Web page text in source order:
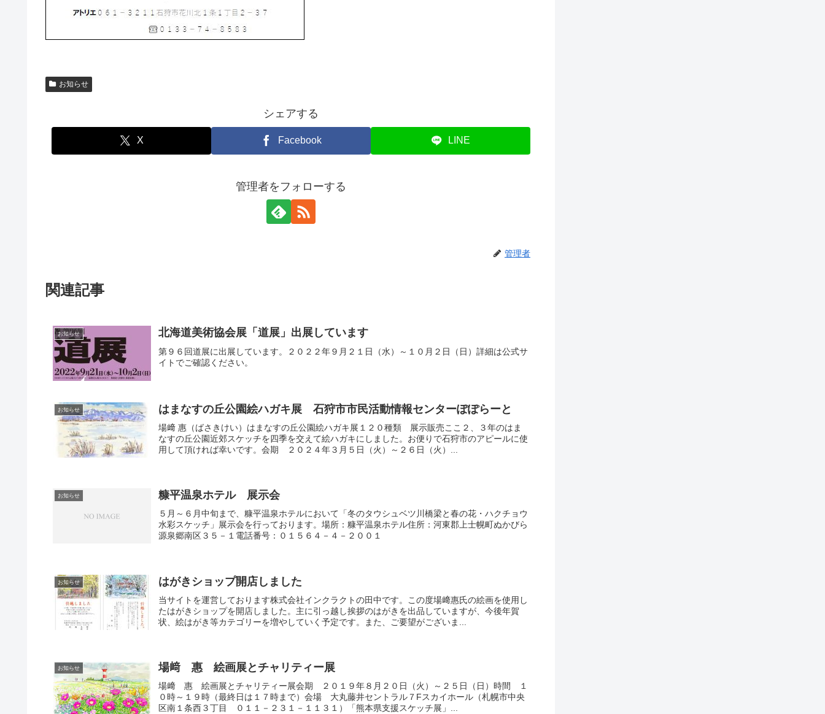
お知らせ
シェアする
X Facebook LINE
管理者をフォローする
管理者
関連記事
お知らせ 北海道美術協会展「道展」出展しています
第９６回道展に出展しています。２０２２年９月２１日（水）～１０月２日（日）詳細は公式サ
イトでご確認ください。
お知らせ はまなすの丘公園絵ハガキ展 石狩市市民活動情報センターぽぽらーと
場﨑 惠（ばさきけい）はまなすの丘公園絵ハガキ展１２０種類 展示販売ここ２、３年のはま
なすの丘公園近郊スケッチを四季を交えて絵ハガキにしました。お便りで石狩市のアピールに使
用して頂ければ幸いです。会期 ２０２４年３月５日（火）～２６日（火）...
お知らせ 糠平温泉ホテル 展示会
５月～６月中旬まで、糠平温泉ホテルにおいて「冬のタウシュベツ川橋梁と春の花・ハクチョウ
水彩スケッチ」展示会を行っております。場所：糠平温泉ホテル住所：河東郡上士幌町ぬかびら
源泉郷南区３５－１電話番号：０１５６４－４－２００１
お知らせ はがきショップ開店しました
当サイトを運営しております株式会社インクラクトの田中です。この度場﨑惠氏の絵画を使用し
たはがきショップを開店しました。主に引っ越し挨拶のはがきを出品していますが、今後年賀
状、絵はがき等カテゴリーを増やしていく予定です。また、ご要望がございま...
お知らせ 場﨑 惠 絵画展とチャリティー展
場﨑 惠 絵画展とチャリティー展会期 ２０１９年８月２０日（火）～２５日（日）時間 １
０時～１９時（最終日は１７時まで）会場 大丸藤井セントラル７Fスカイホール（札幌市中央
区南１条西３丁目 ０１１－２３１－１１３１）「熊本県支援スケッチ展」...